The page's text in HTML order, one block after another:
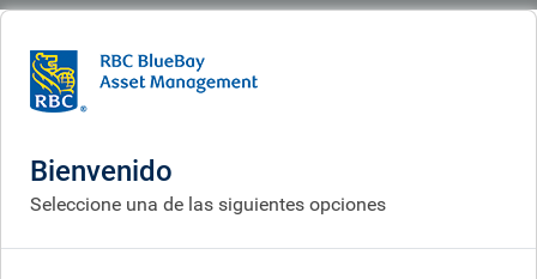
Who we are
Legislación y política
Bienvenido
Seleccione una de las siguientes opciones